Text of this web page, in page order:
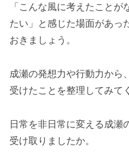
「こんな風に考えたこと
たい」と感じた場面があっ
おきましょう。
成瀬の発想力や行動力から
受けたことを整理してみて
日常を非日常に変える成瀬
受け取りましたか。